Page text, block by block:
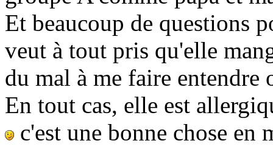
Et beaucoup de questions
veut à tout pris qu'elle
du mal à me faire entendre
En tout cas, elle est
c'est une bonne chose en